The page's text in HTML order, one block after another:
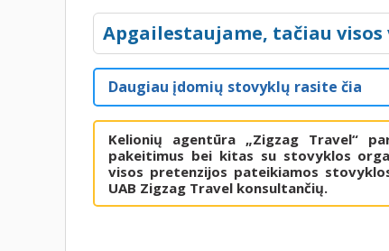
Apgailestaujame, tačiau
Daugiau įdomių stovyklų rasite čia
Kelionių agentūra „Zigzag Travel“
pakeitimus bei kitas su stovyklos
visos pretenzijos pateikiamos
UAB Zigzag Travel konsultančių.